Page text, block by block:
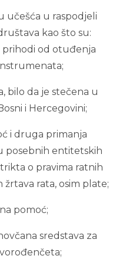
učešća u raspodjeli
kao što su:
prihodi od otuđenja
bilo da je stečena u
i Hercegovini;
i druga primanja
posebnih entitetskih
o pravima ratnih
žrtava rata, osim plate;
pomoć;
sredstava za